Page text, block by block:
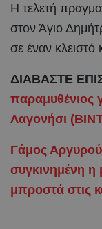
Η τελετή
στον Άγιο
σε έναν
ΔΙΑΒΑΣΤΕ
παραμυθένιος
Λαγονήσι
Γάμος Αργυρού
συγκινημένη η
μπροστά στις